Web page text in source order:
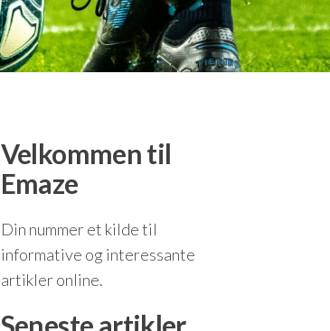
Velkommen til
Emaze
Din nummer et kilde til
informative og interessante
artikler online.